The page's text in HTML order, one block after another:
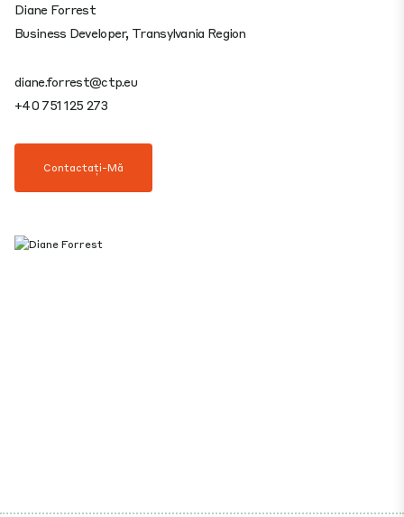
Diane Forrest
Business Developer, Transylvania Region
diane.forrest@ctp.eu
+40 751 125 273
Contactați-Mă